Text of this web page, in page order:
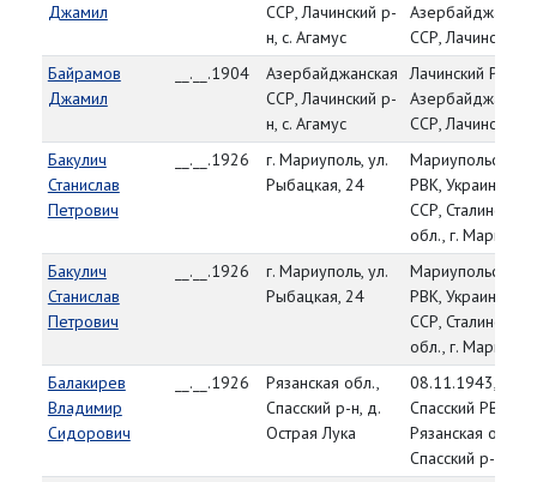
Джамил
ССР, Лачинский р-
н, с. Агамус
ССР, Лачинский
Байрамов
Джамил
__.__.1904
Азербайджанская
ССР, Лачинский р-
н, с. Агамус
Лачинский РВК,
ССР, Лачинский
Бакулич
Станислав
Петрович
__.__.1926
г. Мариуполь, ул.
Рыбацкая, 24
Мариупольский
РВК, Украинская
ССР, Сталинская
обл., г.
Бакулич
Станислав
Петрович
__.__.1926
г. Мариуполь, ул.
Рыбацкая, 24
Мариупольский
РВК, Украинская
ССР, Сталинская
обл., г.
Балакирев
Владимир
Сидорович
__.__.1926
Рязанская обл.,
Спасский р-н, д.
Острая Лука
08.11.1943,
Спасский РВК,
Рязанская обл.,
Спасский р-н